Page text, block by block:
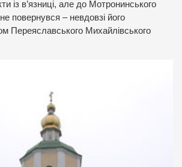
із в’язниці, але до Мотронинського
повернувся – невдовзі його
Переяславського Михайлівського